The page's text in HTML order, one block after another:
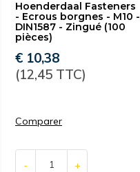
Hoenderdaal Fasteners
- Ecrous borgnes - M10 -
DIN1587 - Zingué (100
pièces)
€ 10,38
(12,45 TTC)
Comparer
- +